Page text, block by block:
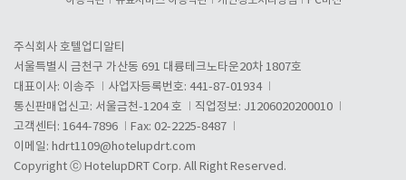
주식회사 호텔업디알티
서울특별시 금천구 가산동 691 대륭테크노타운20차 1807호
대표이사: 이송주
사업자등록번호: 441-87-01934
통신판매업신고: 서울금천-1204 호
직업정보: J1206020200010
고객센터: 1644-7896
Fax: 02-2225-8487
이메일: hdrt1109@hotelupdrt.com
Copyright ⓒ HotelupDRT Corp. All Right Reserved.